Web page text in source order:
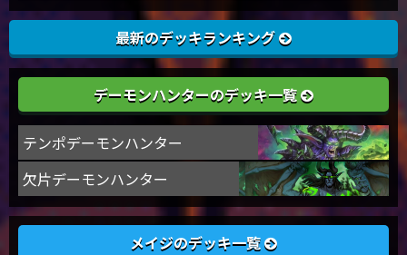
最新のデッキランキング
デーモンハンターのデッキ一覧
テンポデーモンハンター
欠片デーモンハンター
メイジのデッキ一覧